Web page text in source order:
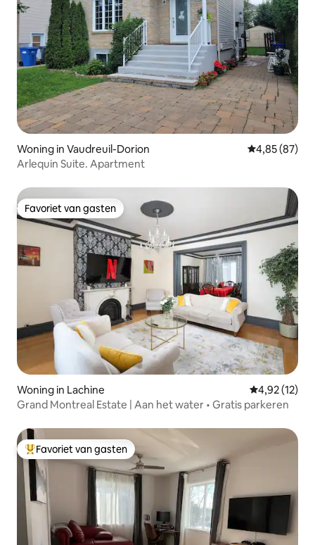
Woning in Vaudreuil-Dorion Gemiddelde
4,85 (87)
Arlequin Suite. Apartment
Favoriet van gasten
Favoriet van gasten
Woning in Lachine Gemiddelde
4,92 (12)
Grand Montreal Estate | Aan het water • Gratis parkeren
Topfavoriet van gasten
Favoriet van gasten